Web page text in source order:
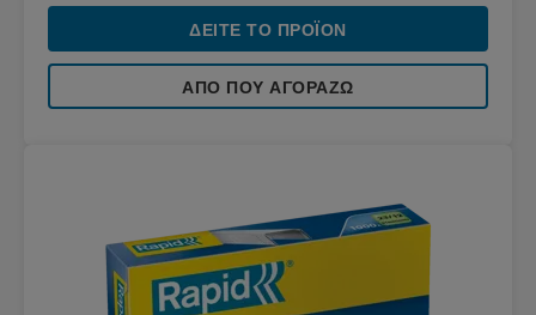
ΔΕΊΤΕ ΤΟ ΠΡΟΪΌΝ
ΑΠΌ ΠΟΥ ΑΓΟΡΆΖΩ